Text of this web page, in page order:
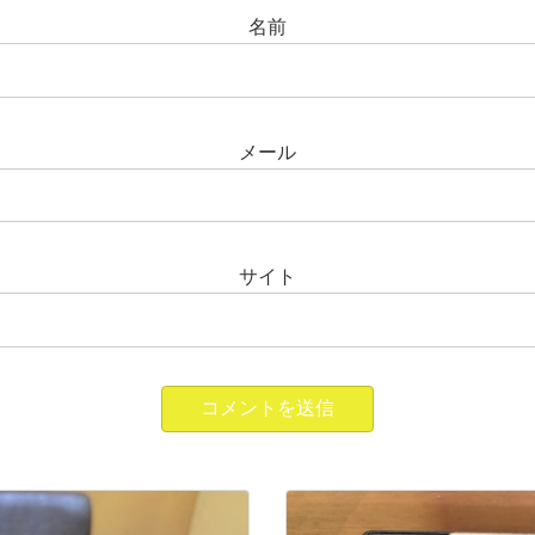
名前
メール
サイト